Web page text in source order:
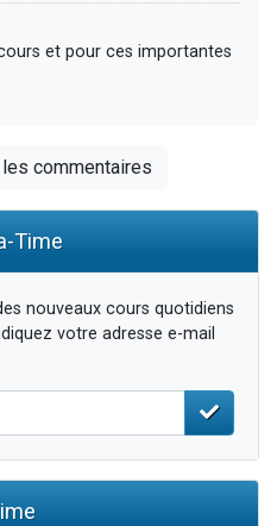
et pour ces importantes
commentaires
Time
nouveaux cours quotidiens
votre adresse e-mail